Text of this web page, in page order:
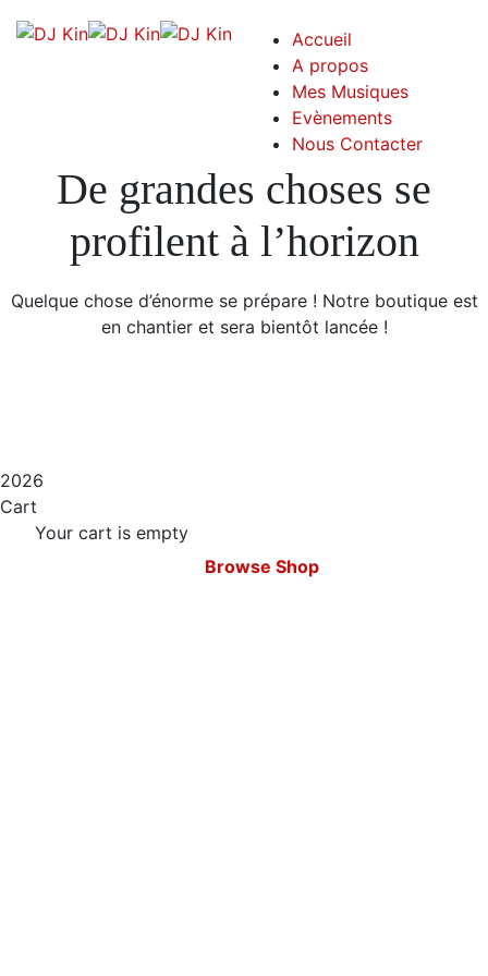
Accueil
A propos
Mes Musiques
Evènements
Nous Contacter
De grandes choses se
profilent à l’horizon
Quelque chose d’énorme se prépare ! Notre boutique est
en chantier et sera bientôt lancée !
2026
Cart
Your cart is empty
Browse Shop